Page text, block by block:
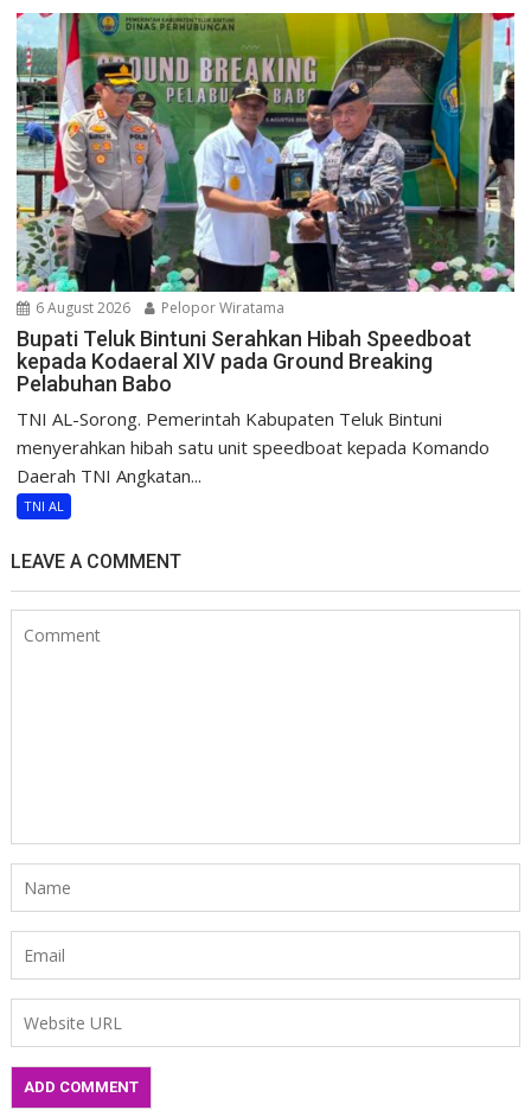
6 August 2026 Pelopor Wiratama
Bupati Teluk Bintuni Serahkan Hibah Speedboat
kepada Kodaeral XIV pada Ground Breaking
Pelabuhan Babo
TNI AL-Sorong. Pemerintah Kabupaten Teluk Bintuni
menyerahkan hibah satu unit speedboat kepada Komando
Daerah TNI Angkatan...
TNI AL
LEAVE A COMMENT